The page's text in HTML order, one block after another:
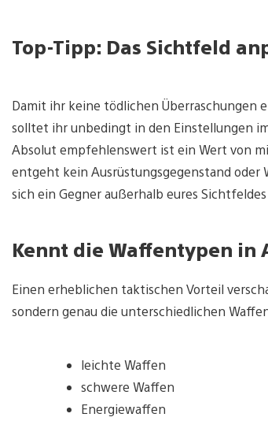
Top-Tipp: Das Sichtfeld
Damit ihr keine tödlichen Überraschungen
solltet ihr unbedingt in den Einstellungen
Absolut empfehlenswert ist ein Wert von
entgeht kein Ausrüstungsgegenstand oder
sich ein Gegner außerhalb eures
Kennt die Waffentypen in
Einen erheblichen taktischen Vorteil
sondern genau die unterschiedlichen
leichte Waffen
schwere Waffen
Energiewaffen